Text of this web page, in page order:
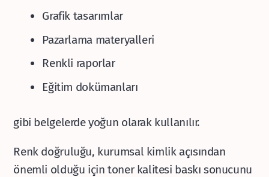
Grafik tasarımlar
Pazarlama materyalleri
Renkli raporlar
Eğitim dokümanları
gibi belgelerde yoğun olarak kullanılır.
Renk doğruluğu, kurumsal kimlik açısından
önemli olduğu için toner kalitesi baskı sonucunu